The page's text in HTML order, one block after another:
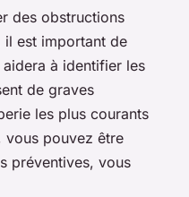
des obstructions
il est important de
à identifier les
de graves
les plus courants
vous pouvez être
préventives, vous